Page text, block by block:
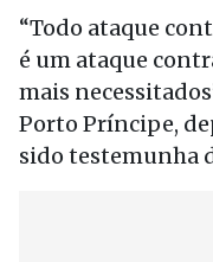
“Todo ataque
é um ataque
mais
Porto Príncipe,
sido testemunha